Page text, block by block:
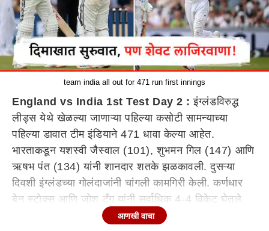
team india all out for 471 run first innings
England vs India 1st Test Day 2 : इंग्लंडविरुद्ध
लीड्स येथे खेळल्या जाणाऱ्या पहिल्या कसोटी सामन्याच्या
पहिल्या डावात टीम इंडियाने 471 धावा केल्या आहेत.
भारताकडून यशस्वी जैस्वाल (101), शुभमन गिल (147) आणि
ऋषभ पंत (134) यांनी शानदार शतके झळकावली. दुसऱ्या
दिवशी इंग्लंडच्या गोलंदाजांनी चांगली कामगिरी केली. कर्णधार
बेन स्टोक्स आणि जोश टँग यांनी सर्वाधिक 4-4 विकेट घेतले.
दुसऱ्या दिवशी इंग्लंडच्या गोलंदाजांनी भारतीय फलंदाजीवर
आणखी वाचा